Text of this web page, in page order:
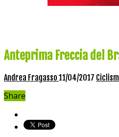
Anteprima Freccia del
Andrea Fragasso 11/04/2017
Share